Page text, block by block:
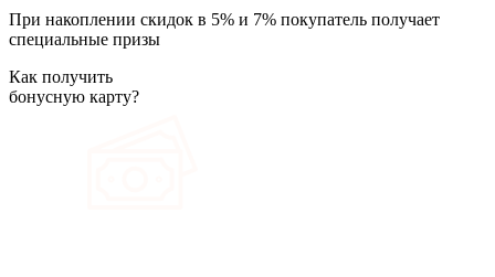
При накоплении скидок в 5% и 7% покупатель получает
специальные призы
Как получить
бонусную карту?